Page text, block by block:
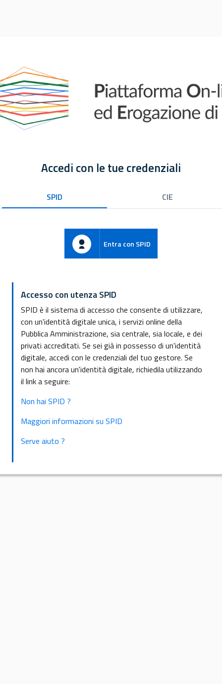
Accedi con le tue credenziali
SPID CIE
Entra con SPID
Accesso con utenza SPID
SPID è il sistema di accesso che consente di utilizzare,
con un'identità digitale unica, i servizi online della
Pubblica Amministrazione, sia centrale, sia locale, e dei
privati accreditati. Se sei già in possesso di un'identità
digitale, accedi con le credenziali del tuo gestore. Se
non hai ancora un'identità digitale, richiedila utilizzando
il link a seguire:
Non hai SPID ?
Maggiori informazioni su SPID
Serve aiuto ?